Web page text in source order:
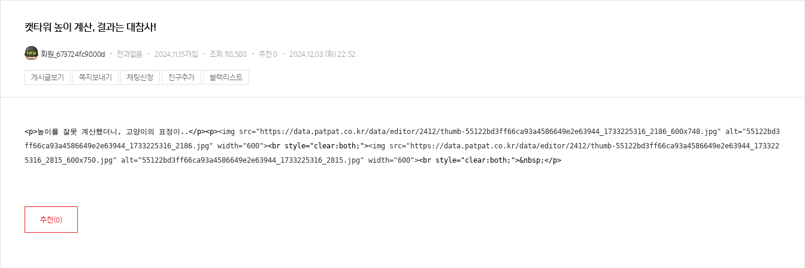
캣타워 높이 계산, 결과는 대참사!
회원_673724fc9800d 전과없음 2024.11.15가입 조회 118,588 추천0 2024.12.03 (화) 22:52
게시글보기 쪽지보내기 채팅신청 친구추가 블랙리스트
<p>높이를 잘못 계산했더니, 고양이의 표정이..</p><p><img src="https://data.patpat.co.kr/data/editor/2412/thumb-55122bd3ff66ca93a4586649e2e63944_1733225316_2186_600x748.jpg" alt="55122bd3
ff66ca93a4586649e2e63944_1733225316_2186.jpg" width="600"><br style="clear:both;"><img src="https://data.patpat.co.kr/data/editor/2412/thumb-55122bd3ff66ca93a4586649e2e63944_173322
5316_2815_600x750.jpg" alt="55122bd3ff66ca93a4586649e2e63944_1733225316_2815.jpg" width="600"><br style="clear:both;">&nbsp;</p>
추천(0)